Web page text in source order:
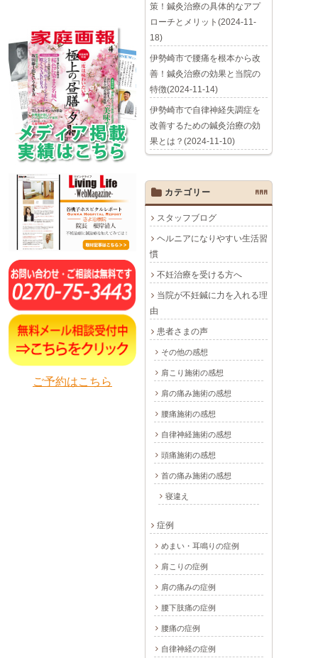
策！鍼灸治療の具体的なアプ
ローチとメリット(2024-11-
18)
伊勢崎市で腰痛を根本から改
善！鍼灸治療の効果と当院の
特徴(2024-11-14)
伊勢崎市で自律神経失調症を
改善するための鍼灸治療の効
果とは？(2024-11-10)
ご予約はこちら
カテゴリー AAA
スタッフブログ
ヘルニアになりやすい生活習
慣
不妊治療を受ける方へ
当院が不妊鍼に力を入れる理
由
患者さまの声
その他の感想
肩こり施術の感想
肩の痛み施術の感想
腰痛施術の感想
自律神経施術の感想
頭痛施術の感想
首の痛み施術の感想
寝違え
症例
めまい・耳鳴りの症例
肩こりの症例
肩の痛みの症例
腰下肢痛の症例
腰痛の症例
自律神経の症例